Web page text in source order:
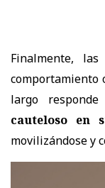
Finalmente,
comportamiento
largo
cauteloso en
movilizándose y